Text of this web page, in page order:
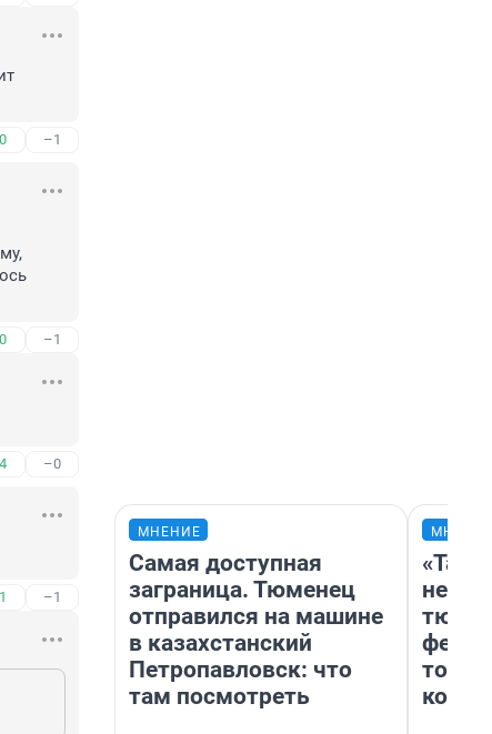
–1
–1
–0
–1
МНЕНИЕ
Самая доступная
заграница. Тюменец
отправился на машине
в казахстанский
Петропавловск: что
там посмотреть
не